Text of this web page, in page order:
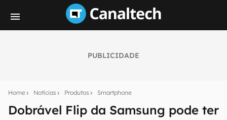
PUBLICIDADE
Home Notícias Produtos Smartphone
Dobrável Flip da Samsung pode ter
notícias e reviews sobre tecnologia em primeira
mão.